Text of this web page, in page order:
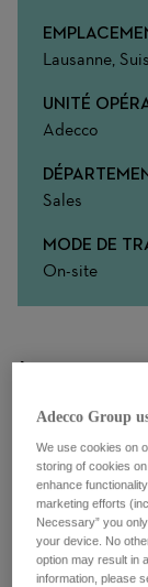
Lausanne,
UNITÉ
Adecco
Sales
MODE DE
On-site
et vous avez
du leader du
Vous avez une
humaines et
du recrutement
Consultant pour
Adecco Group
We use cookies on
storing of cookies
enhance
marketing efforts
Necessary” you
your device. No
option may result in
information, please